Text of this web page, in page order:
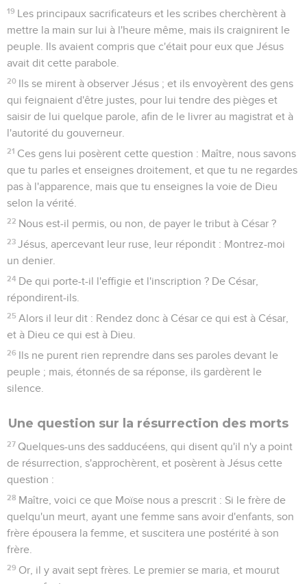
19 Les principaux sacrificateurs et les scribes cherchèrent à
mettre la main sur lui à l'heure même, mais ils craignirent le
peuple. Ils avaient compris que c'était pour eux que Jésus
avait dit cette parabole.
20 Ils se mirent à observer Jésus ; et ils envoyèrent des gens
qui feignaient d'être justes, pour lui tendre des pièges et
saisir de lui quelque parole, afin de le livrer au magistrat et à
l'autorité du gouverneur.
21 Ces gens lui posèrent cette question : Maître, nous savons
que tu parles et enseignes droitement, et que tu ne regardes
pas à l'apparence, mais que tu enseignes la voie de Dieu
selon la vérité.
22 Nous est-il permis, ou non, de payer le tribut à César ?
23 Jésus, apercevant leur ruse, leur répondit : Montrez-moi
un denier.
24 De qui porte-t-il l'effigie et l'inscription ? De César,
répondirent-ils.
25 Alors il leur dit : Rendez donc à César ce qui est à César,
et à Dieu ce qui est à Dieu.
26 Ils ne purent rien reprendre dans ses paroles devant le
peuple ; mais, étonnés de sa réponse, ils gardèrent le
silence.
Une question sur la résurrection des morts
27 Quelques-uns des sadducéens, qui disent qu'il n'y a point
de résurrection, s'approchèrent, et posèrent à Jésus cette
question :
28 Maître, voici ce que Moïse nous a prescrit : Si le frère de
quelqu'un meurt, ayant une femme sans avoir d'enfants, son
frère épousera la femme, et suscitera une postérité à son
frère.
29 Or, il y avait sept frères. Le premier se maria, et mourut